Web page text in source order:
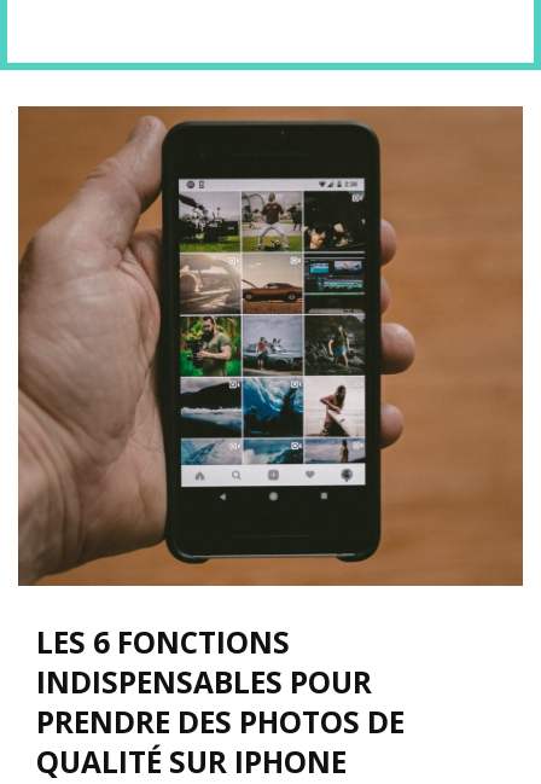
LES 6 FONCTIONS
INDISPENSABLES POUR
PRENDRE DES PHOTOS DE
QUALITÉ SUR IPHONE